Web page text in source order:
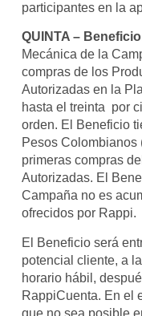
participantes en la
QUINTA – Beneficio
Mecánica de la
compras de los
Autorizadas en la
hasta el treinta por
orden. El Beneficio
Pesos Colombianos
primeras compras
Autorizadas. El
Campaña no es
ofrecidos por Rappi.
El Beneficio será
potencial cliente, a
horario hábil,
RappiCuenta. En el
que no sea posible